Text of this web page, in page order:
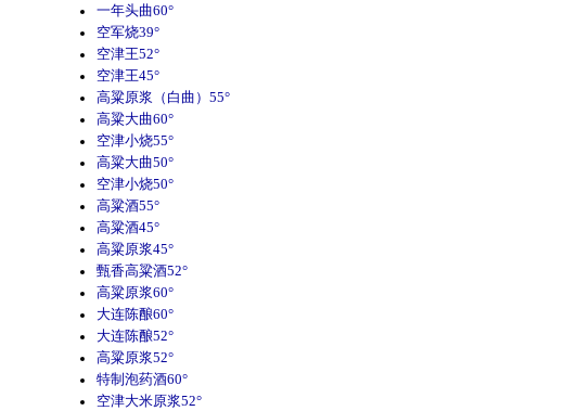
一年头曲60°
空军烧39°
空津王52°
空津王45°
高粱原浆（白曲）55°
高粱大曲60°
空津小烧55°
高粱大曲50°
空津小烧50°
高粱酒55°
高粱酒45°
高粱原浆45°
甄香高粱酒52°
高粱原浆60°
大连陈酿60°
大连陈酿52°
高粱原浆52°
特制泡药酒60°
空津大米原浆52°